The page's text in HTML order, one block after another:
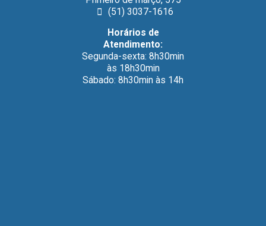
(51) 3037-1616
Horários de
Atendimento:
Segunda-sexta: 8h30min
às 18h30min
Sábado: 8h30min às 14h